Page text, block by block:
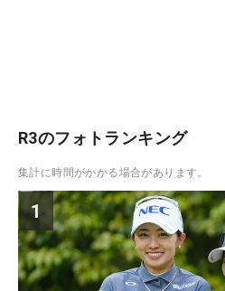
R3のフォトランキング
集計に時間がかかる場合があります。
1